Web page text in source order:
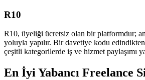
R10
R10, üyeliği ücretsiz olan bir platformdur;
yoluyla yapılır. Bir davetiye kodu
çeşitli kategorilerde iş ve hizmet paylaşımı
En İyi Yabancı Freelance